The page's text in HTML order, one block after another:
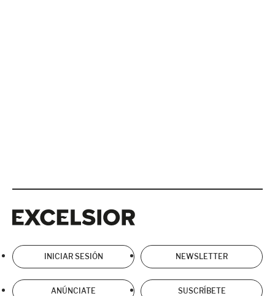
INICIAR SESIÓN NEWSLETTER
ANÚNCIATE SUSCRÍBETE